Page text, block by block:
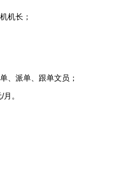
机长；
、派单、跟单文员；
。